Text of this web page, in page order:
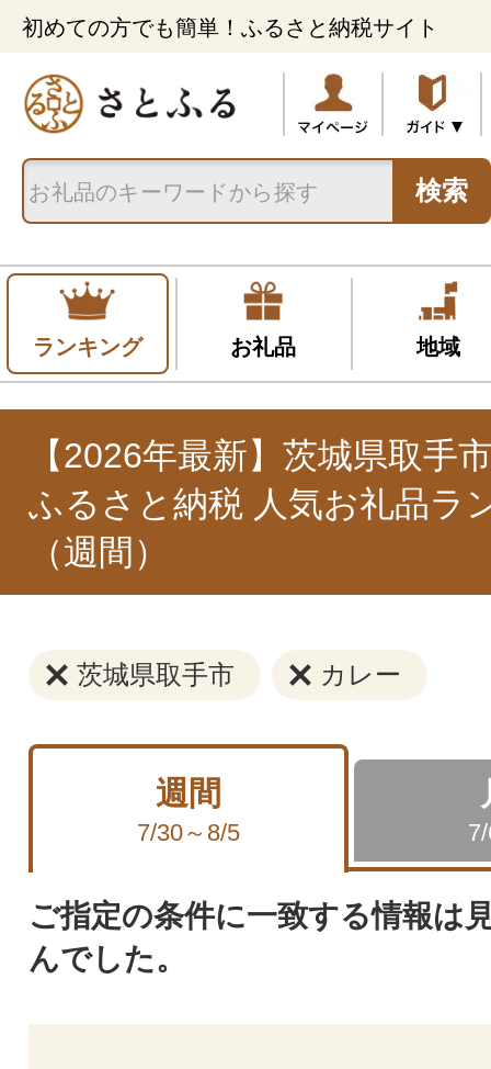
初めての方でも簡単！ふるさと納税サイト
検索
ランキング お礼品 地域
【2026年最新】茨城県取手
ふるさと納税 人気お礼品ラ
（週間）
茨城県取手市 カレー
週間
7/30～8/5
ご指定の条件に一致する情報は
んでした。